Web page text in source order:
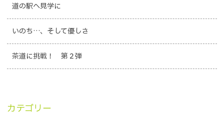
道の駅へ見学に
いのち…、そして優しさ
茶道に挑戦！ 第２弾
カテゴリー